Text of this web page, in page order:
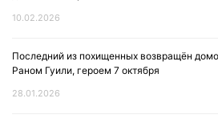
10.02.2026
Последний из похищенных возвращён
Раном Гуили, героем 7 октября
28.01.2026